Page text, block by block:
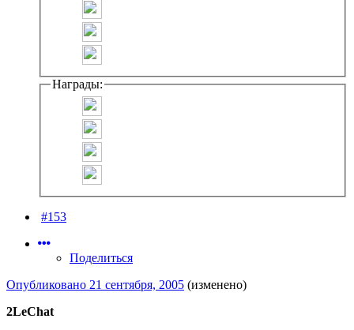
Награды:
#153
Поделиться
Опубликовано 21 сентября, 2005 (изменено)
2LeChat